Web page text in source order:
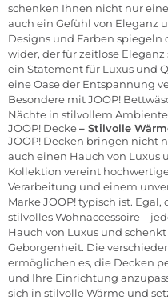
schenken Ihnen nicht nur
auch ein Gefühl von Eleganz
Designs und Farben spiegeln
wider, der für zeitlose
ein Statement für Luxus und
eine Oase der Entspannung
Besondere mit JOOP!
Nächte in stilvollem
JOOP! Decke– Stilvolle
JOOP! Decken bringen nicht
auch einen Hauch von Luxus
Kollektion vereint
Verarbeitung und einem
Marke JOOP! typisch ist.
stilvolles Wohnaccessoire –
Hauch von Luxus und
Geborgenheit. Die
ermöglichen es, die Decken
und Ihre Einrichtung
sich in stilvolle Wärme und